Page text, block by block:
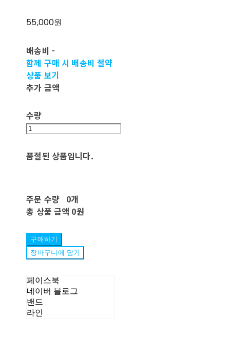
55,000원
배송비 -
함께 구매 시 배송비 절약
상품 보기
추가 금액
수량
품절된 상품입니다.
주문 수량 0개
총 상품 금액 0원
구매하기
장바구니에 담기
페이스북
네이버 블로그
밴드
라인